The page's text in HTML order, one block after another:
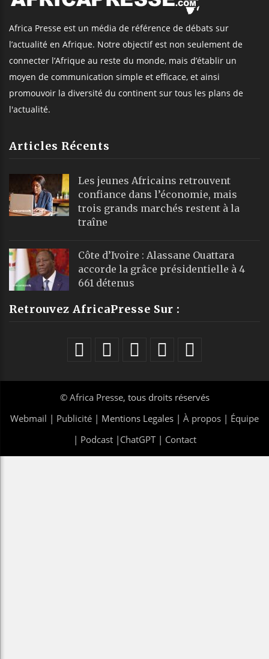
Africa Presse est un média de référence de débats sur
l’actualité en Afrique. Notre objectif est non seulement de
connecter l’Afrique au reste du monde, mais d’établir un
moyen de communication simple et efficace, et ainsi
promouvoir la diversité du continent sur tous les plans de
l'actualité.
Articles Récents
Les jeunes Africains retrouvent
confiance dans l’économie, mais
trois grands marchés restent à la
traîne
Côte d’Ivoire : Alassane Ouattara
accorde la grâce présidentielle à 4
661 détenus
Retrouvez AfricaPresse Sur :
© Africa Presse, tous droits réservés
Webmail | Publicité | Mentions Legales | À propos | Équipe
| Podcast| ChatGPT| Contact